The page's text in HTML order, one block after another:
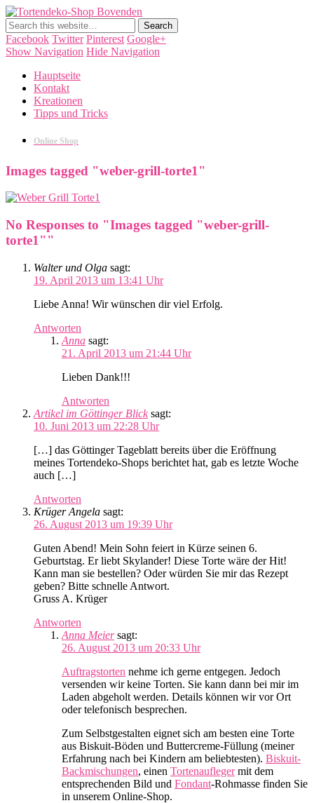
Tortendekorationen, Cake Pops, Macarons, Back-Workshops
Facebook Twitter Pinterest Google+
Show Navigation Hide Navigation
Hauptseite
Kontakt
Kreationen
Tipps und Tricks
Online Shop
Images tagged "weber-grill-torte1"
No Responses to "Images tagged "weber-grill-
torte1""
Walter und Olga sagt:
19. April 2013 um 13:41 Uhr
Liebe Anna! Wir wünschen dir viel Erfolg.
Antworten
Anna sagt:
21. April 2013 um 21:44 Uhr
Lieben Dank!!!
Antworten
Artikel im Göttinger Blick sagt:
10. Juni 2013 um 22:28 Uhr
[…] das Göttinger Tageblatt bereits über die Eröffnung
meines Tortendeko-Shops berichtet hat, gab es letzte Woche
auch […]
Antworten
Krüger Angela sagt:
26. August 2013 um 19:39 Uhr
Guten Abend! Mein Sohn feiert in Kürze seinen 6.
Geburtstag. Er liebt Skylander! Diese Torte wäre der Hit!
Kann man sie bestellen? Oder würden Sie mir das Rezept
geben? Bitte schnelle Antwort.
Gruss A. Krüger
Antworten
Anna Meier sagt:
26. August 2013 um 20:33 Uhr
Auftragstorten nehme ich gerne entgegen. Jedoch
versenden wir keine Torten. Sie kann dann bei mir im
Laden abgeholt werden. Details können wir vor Ort
oder telefonisch besprechen.
Zum Selbstgestalten eignet sich am besten eine Torte
aus Biskuit-Böden und Buttercreme-Füllung (meiner
Erfahrung nach bei Kindern am beliebtesten). Biskuit-
Backmischungen, einen Tortenauflegermit dem
entsprechenden Bild und Fondant-Rohmasse finden Sie
in unserem Online-Shop.